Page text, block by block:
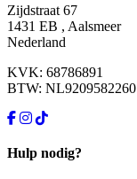
Zijdstraat 67
1431 EB , Aalsmeer
Nederland
KVK: 68786891
BTW: NL9209582260
Hulp nodig?